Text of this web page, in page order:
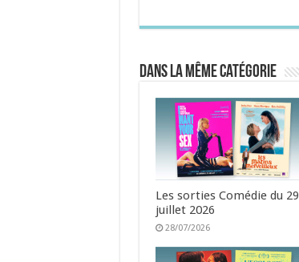
Dans la même catégorie
Les sorties Comédie du 29
juillet 2026
28/07/2026